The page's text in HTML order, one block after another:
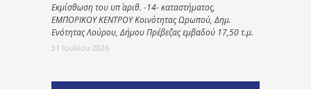
Εκμίσθωση του υπ΄ αριθ. -14- καταστήματος,
ΕΜΠΟΡΙΚΟΥ ΚΕΝΤΡΟΥ Κοινότητας Ωρωπού, Δημ.
Ενότητας Λούρου, Δήμου Πρέβεζας εμβαδού 17,50 τ.μ.
31 Ιουλίου 2026